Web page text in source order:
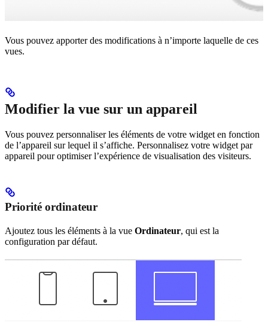
Vous pouvez apporter des modifications à n’importe laquelle de ces
vues.
Modifier la vue sur un appareil
Vous pouvez personnaliser les éléments de votre widget en fonction
de l’appareil sur lequel il s’affiche. Personnalisez votre widget par
appareil pour optimiser l’expérience de visualisation des visiteurs.
Priorité ordinateur
Ajoutez tous les éléments à la vue Ordinateur, qui est la
configuration par défaut.